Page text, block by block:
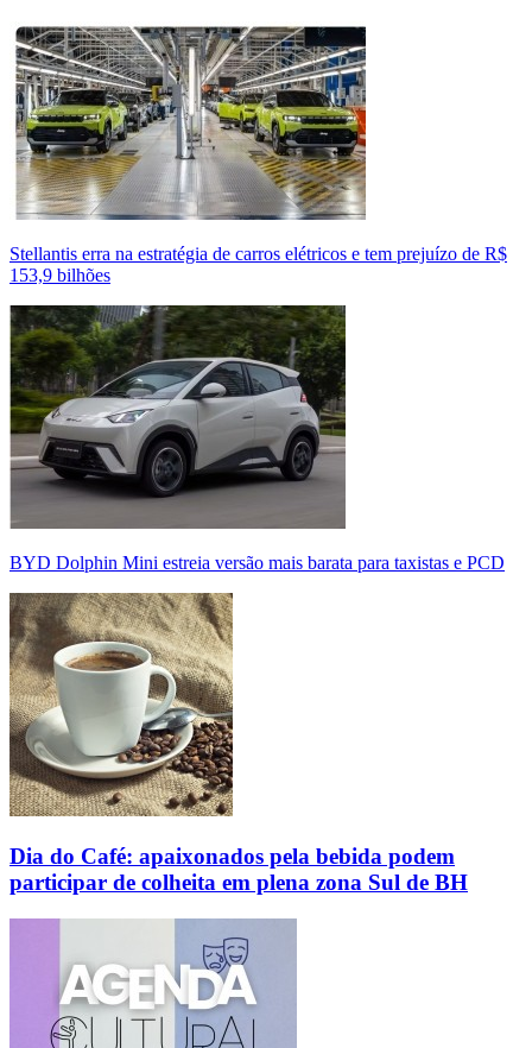
Stellantis erra na estratégia de carros elétricos e tem prejuízo de R$
153,9 bilhões
BYD Dolphin Mini estreia versão mais barata para taxistas e PCD
Dia do Café: apaixonados pela bebida podem
participar de colheita em plena zona Sul de BH